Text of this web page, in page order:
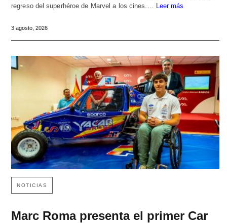
regreso del superhéroe de Marvel a los cines.… Leer más
3 agosto, 2026
NOTICIAS
Marc Roma presenta el primer Car